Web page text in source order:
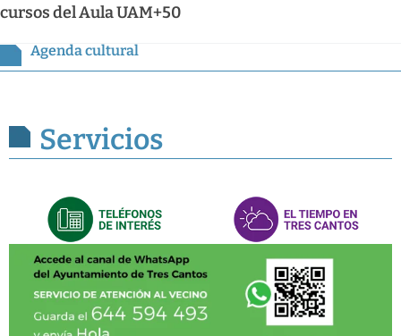
cursos del Aula UAM+50
Agenda cultural
Servicios